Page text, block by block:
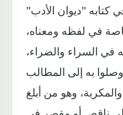
كتابه "ديوان الأدب"
في لفظه ومعناه،
في السراء والضراء،
به إلى المطالب
وهو من أبلغ